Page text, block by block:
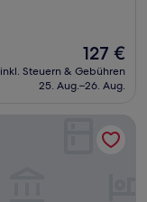
Der
Preis
beträgt
127 €
inkl. Steuern & Gebühren
25. Aug.–26. Aug.